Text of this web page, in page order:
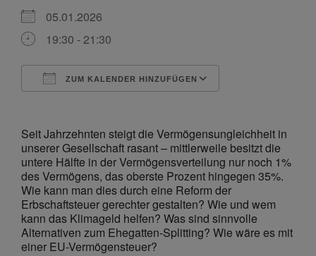
05.01.2026
19:30 - 21:30
ZUM KALENDER HINZUFÜGEN
Seit Jahrzehnten steigt die Vermögensungleichheit in
unserer Gesellschaft rasant – mittlerweile besitzt die
untere Hälfte in der Vermögensverteilung nur noch 1%
des Vermögens, das oberste Prozent hingegen 35%.
Wie kann man dies durch eine Reform der
Erbschaftsteuer gerechter gestalten? Wie und wem
kann das Klimageld helfen? Was sind sinnvolle
Alternativen zum Ehegatten-Splitting? Wie wäre es mit
einer EU-Vermögensteuer?